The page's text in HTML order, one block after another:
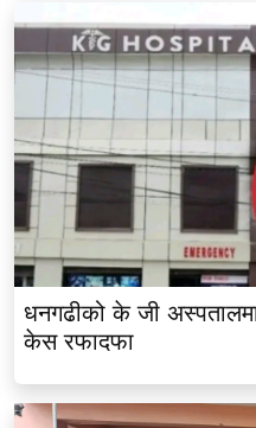
धनगढीको के जी
केस रफादफा